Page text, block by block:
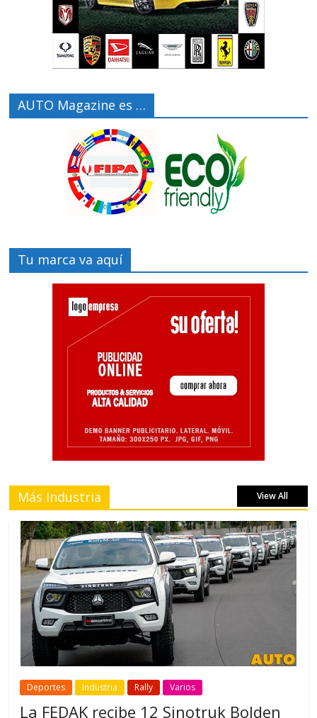
AUTO Magazine es …
Tu marca va aquí
Más Industria View All
Deportes Industria Rally Varios
La FEDAK recibe 12 Sinotruk Bolden